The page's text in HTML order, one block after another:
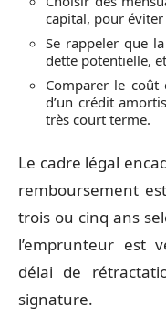
capital, pour éviter
Se rappeler que
dette potentielle,
Comparer le coût
d’un crédit
très court terme.
Le cadre légal
remboursement
trois ou cinq ans
l’emprunteur est
délai de
signature.